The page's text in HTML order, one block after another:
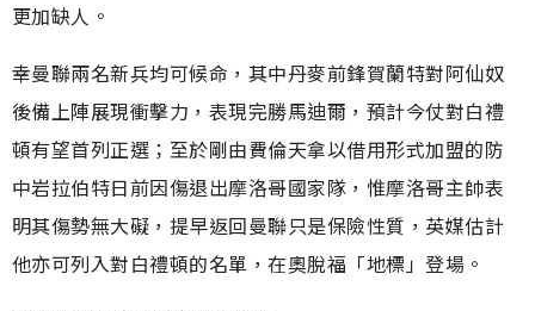
更加缺人。
幸曼聯兩名新兵均可候命，其中丹麥前鋒賀蘭特對阿仙奴
後備上陣展現衝擊力，表現完勝馬迪爾，預計今仗對白禮
頓有望首列正選；至於剛由費倫天拿以借用形式加盟的防
中岩拉伯特日前因傷退出摩洛哥國家隊，惟摩洛哥主帥表
明其傷勢無大礙，提早返回曼聯只是保險性質，英媒估計
他亦可列入對白禮頓的名單，在奧脫福「地標」登場。